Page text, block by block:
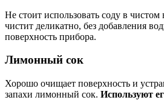
Не стоит использовать соду в
чистит деликатно, без добавления
поверхность прибора.
Лимонный сок
Хорошо очищает поверхность и
запахи лимонный сок. Используют